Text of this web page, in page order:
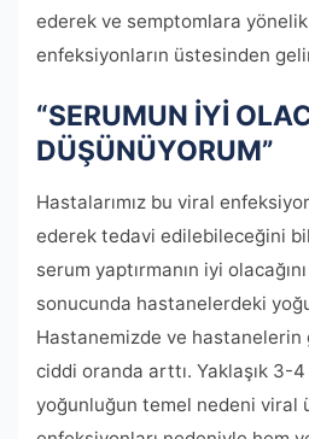
ederek ve semptomlara
enfeksiyonların üstesinden
“SERUMUN İYİ
DÜŞÜNÜYORUM”
Hastalarımız bu viral
ederek tedavi edilebileceğini
serum yaptırmanın iyi
sonucunda hastanelerdeki
Hastanemizde ve hastanelerin
ciddi oranda arttı. Yaklaşık 3-4
yoğunluğun temel nedeni viral